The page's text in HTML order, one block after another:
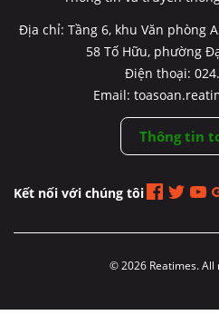
Địa chỉ: Tầng 6, khu Văn phòng
58 Tố Hữu, phường
Điện thoại:
Email:
Thông tin
Kết nối với chúng tôi
© 2026 Reatimes. All